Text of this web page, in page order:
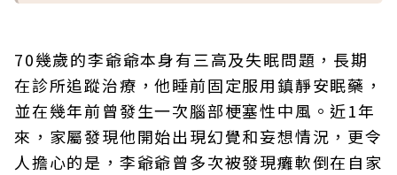
70幾歲的李爺爺本身有三高及失眠問題，長期
在診所追蹤治療，他睡前固定服用鎮靜安眠藥，
並在幾年前曾發生一次腦部梗塞性中風。近1年
來，家屬發現他開始出現幻覺和妄想情況，更令
人擔心的是，李爺爺曾多次被發現癱軟倒在自家